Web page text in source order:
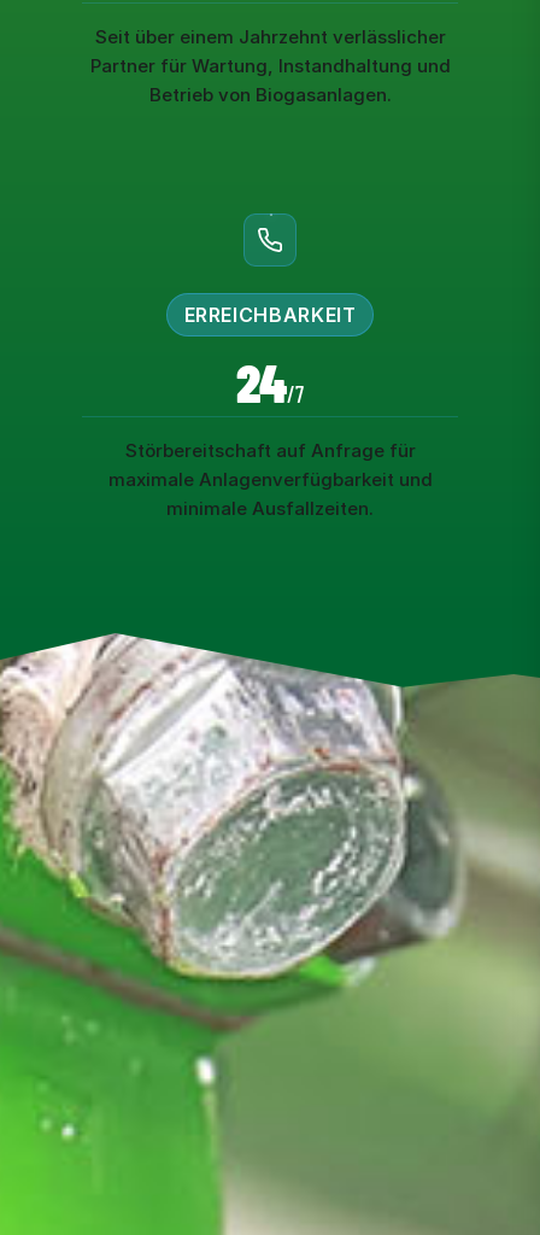
Seit über einem Jahrzehnt verlässlicher
Partner für Wartung, Instandhaltung und
Betrieb von Biogasanlagen.
ERREICHBARKEIT
24/7
Störbereitschaft auf Anfrage für
maximale Anlagenverfügbarkeit und
minimale Ausfallzeiten.